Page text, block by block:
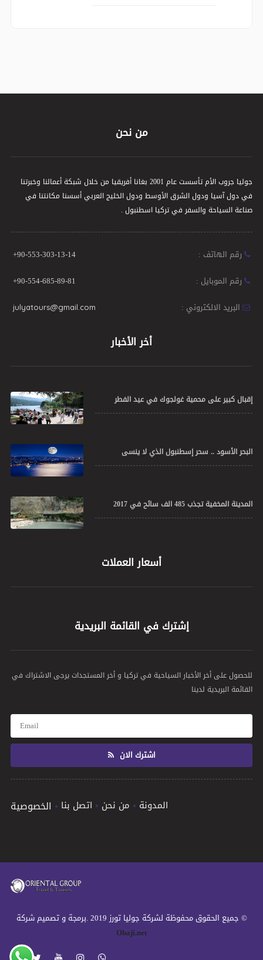
من نحن
جوليا جروب الأم تأسست عام 2001 بغانا أفريقيا من خلال شبكة أعمالنا وخبرتنا
في دول آسيا ودول الشرق الأوسط ودول الخليج العربي أسسنا مكانتنا في
صناعة السياحة والسفر في تركيا اسطنبول .
رقم الهاتف :
+90-553-303-13-14
رقم الموبايل :
+90-554-685-89-81
البريد الالكتروني :
julyatours@gmail.com
أخر الأخبار
إقبال كبير على محمية غولجوك في عيد الفطر
البحر الأسود .. سحر إسطنبول الذي لا ينسى
المدينة المخفية تجذب 485 الف سائح في 2017
أسعار العملات
إشترك في القائمة البريدية
للحصول على أخر الأخبار السياحية في تركيا و أخر المستجدات يرجى الاشتراك في
القائمة البريدية لدينا
اشترك الان
الخصوصية اتصل بنا من نحن المدونة
© جميع الحقوق محفوظة لشركة جوليا تورز 2019 .برمجة و تصميم شركة
Obaji.net